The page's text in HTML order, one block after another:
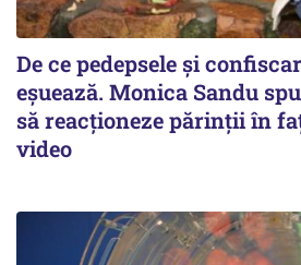
De ce pedepsele și
eșuează. Monica Sandu
să reacționeze părinții în
video